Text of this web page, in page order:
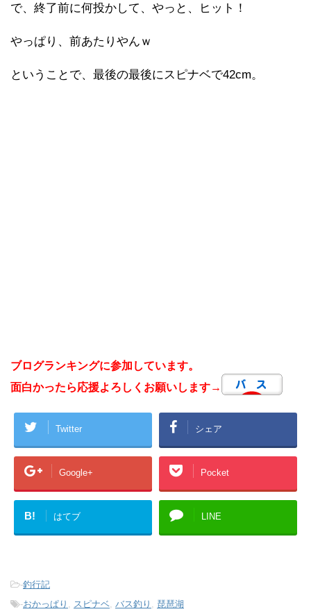
で、終了前に何投かして、やっと、ヒット！
やっぱり、前あたりやんｗ
ということで、最後の最後にスピナベで42cm。
ブログランキングに参加しています。
面白かったら応援よろしくお願いします→
Twitter シェア
Google+ Pocket
B! はてブ LINE
-釣行記
-おかっぱり スピナベ バス釣り 琵琶湖